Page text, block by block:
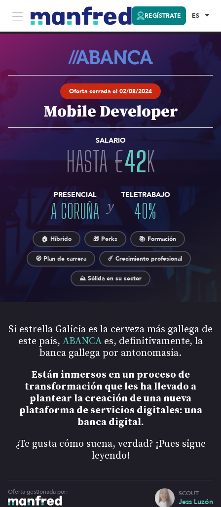
REGÍSTRATE ES
Oferta cerrada el 02/08/2024
Mobile Developer
SALARIO
HASTA€42K
PRESENCIAL
A CORUÑA y
TELETRABAJO
40%
🏠 Híbrido 🎁 Perks 📚 Formación
🧭 Plan de carrera ☄️ Crecimiento profesional
⛰️ Sólida en su sector
Si estrella Galicia es la cerveza más gallega de
este país, ABANCA es, definitivamente, la
banca gallega por antonomasia.
Están inmersos en un proceso de
transformación que les ha llevado a
plantear la creación de una nueva
plataforma de servicios digitales: una
banca digital.
¿Te gusta cómo suena, verdad? ¡Pues sigue
leyendo!
Oferta gestionada por: SCOUT
Jess Luzón